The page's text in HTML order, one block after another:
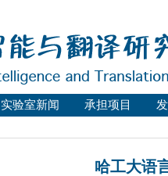
实验室新闻 承担项目
哈工大语